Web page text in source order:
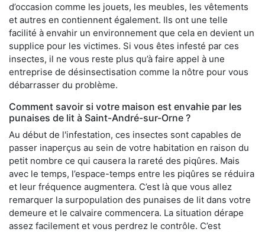
d’occasion comme les jouets, les meubles, les vêtements
et autres en contiennent également. Ils ont une telle
facilité à envahir un environnement que cela en devient un
supplice pour les victimes. Si vous êtes infesté par ces
insectes, il ne vous reste plus qu’à faire appel à une
entreprise de désinsectisation comme la nôtre pour vous
débarrasser du problème.
Comment savoir si votre maison est envahie par les
punaises de lit à Saint-André-sur-Orne ?
Au début de l'infestation, ces insectes sont capables de
passer inaperçus au sein de votre habitation en raison du
petit nombre ce qui causera la rareté des piqûres. Mais
avec le temps, l’espace-temps entre les piqûres se réduira
et leur fréquence augmentera. C’est là que vous allez
remarquer la surpopulation des punaises de lit dans votre
demeure et le calvaire commencera. La situation dérape
assez facilement et vous perdrez le contrôle. C’est